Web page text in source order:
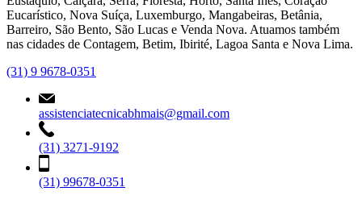
Eucarístico, Nova Suíça, Luxemburgo, Mangabeiras, Betânia,
Barreiro, São Bento, São Lucas e Venda Nova. Atuamos também
nas cidades de Contagem, Betim, Ibirité, Lagoa Santa e Nova Lima.
(31) 9 9678-0351
assistenciatecnicabhmais@gmail.com
(31) 3271-9192
(31) 99678-0351